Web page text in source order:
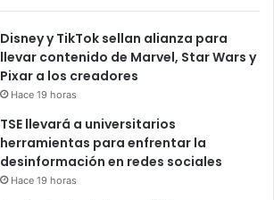
Disney y TikTok sellan alianza para
llevar contenido de Marvel, Star Wars y
Pixar a los creadores
Hace 19 horas
TSE llevará a universitarios
herramientas para enfrentar la
desinformación en redes sociales
Hace 19 horas